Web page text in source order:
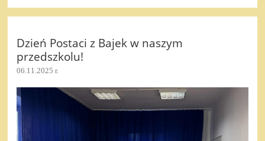
Dzień Postaci z Bajek w naszym
przedszkolu!
06.11.2025 r.